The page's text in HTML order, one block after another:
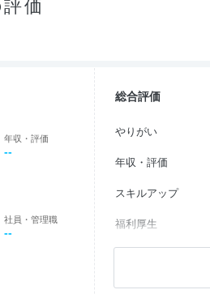
価
年収・評価
--
社員・管理職
--
総合評価
やりがい
年収・評価
スキルアップ
福利厚生
社員・管理職